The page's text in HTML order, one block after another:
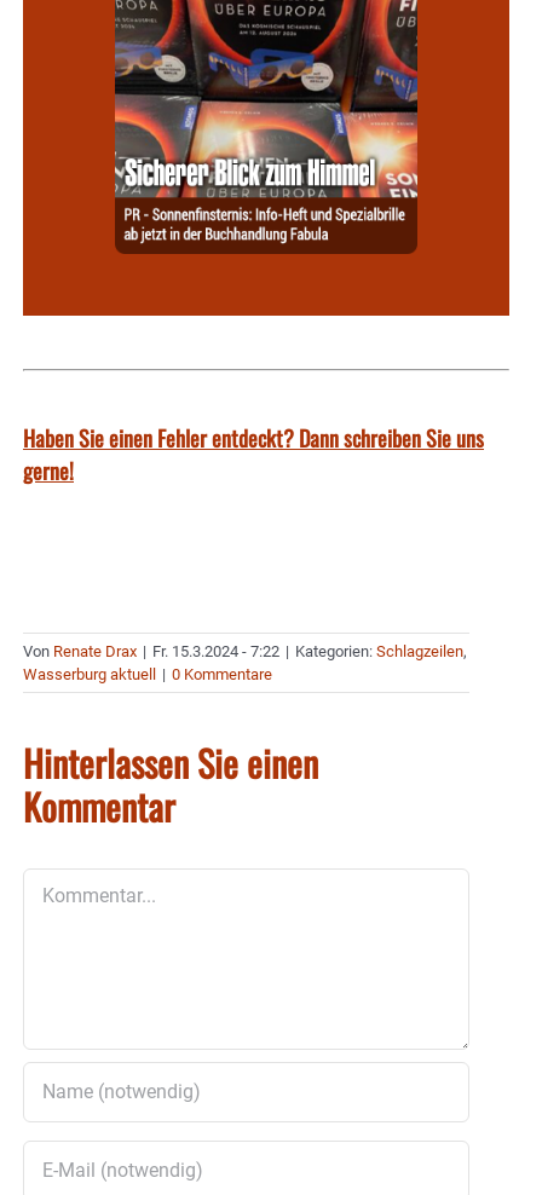
Haben Sie einen Fehler entdeckt? Dann schreiben Sie uns
gerne!
Von Renate Drax | Fr. 15.3.2024 - 7:22 | Kategorien: Schlagzeilen,
Wasserburg aktuell | 0 Kommentare
Hinterlassen Sie einen
Kommentar